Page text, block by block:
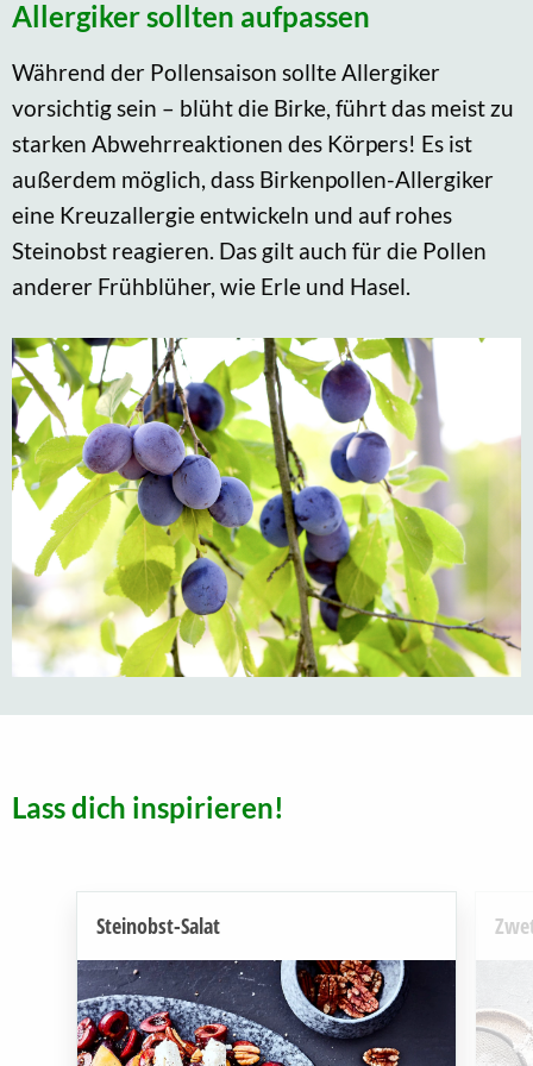
Allergiker sollten aufpassen
Während der Pollensaison sollte Allergiker
vorsichtig sein – blüht die Birke, führt das meist zu
starken Abwehrreaktionen des Körpers! Es ist
außerdem möglich, dass Birkenpollen-Allergiker
eine Kreuzallergie entwickeln und auf rohes
Steinobst reagieren. Das gilt auch für die Pollen
anderer Frühblüher, wie Erle und Hasel.
Lass dich inspirieren!
Steinobst-Salat